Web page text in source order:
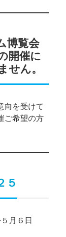
博覧会
開催に
せん。
向を受けて
ご希望の方
５
月６日